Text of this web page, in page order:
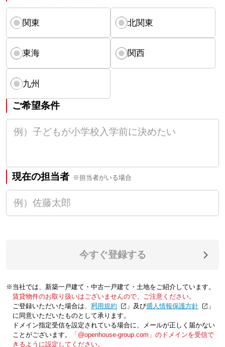
関東 北関東
東海 関西
九州
ご希望条件
現在の担当者 ※担当者がいる場合
今すぐ登録する
※当社では、新築一戸建て・中古一戸建て・土地をご紹介しています。
賃貸物件のお取り扱いはございませんので、ご注意ください。
ご登録いただいた場合は、「利用規約 」及び「個人情報保護方針
」
に同意いただいたものとして承ります。
ドメイン指定受信を設定されている場合に、メールが正しく届かない
ことがございます。
「@openhouse-group.com」のドメインを受信で
きるように設定してください。